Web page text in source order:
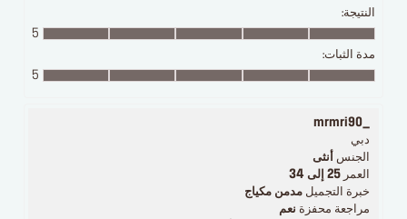
النتيجة:
5
مدة الثبات:
5
دبي
الجنس
أنثى
العمر 25 إلى 34
خبرة التجميل مدمن مكياج
مراجعة محفزة نعم